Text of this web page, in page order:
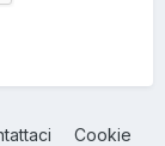
Cookie